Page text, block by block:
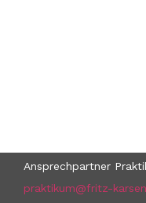
Ansprechpartner
praktikum@fritz-